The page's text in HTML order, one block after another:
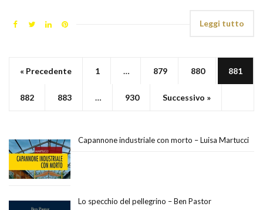
Leggi tutto
« Precedente 1 … 879 880 881
882 883 … 930 Successivo »
Capannone industriale con morto – Luisa Martucci
Lo specchio del pellegrino – Ben Pastor